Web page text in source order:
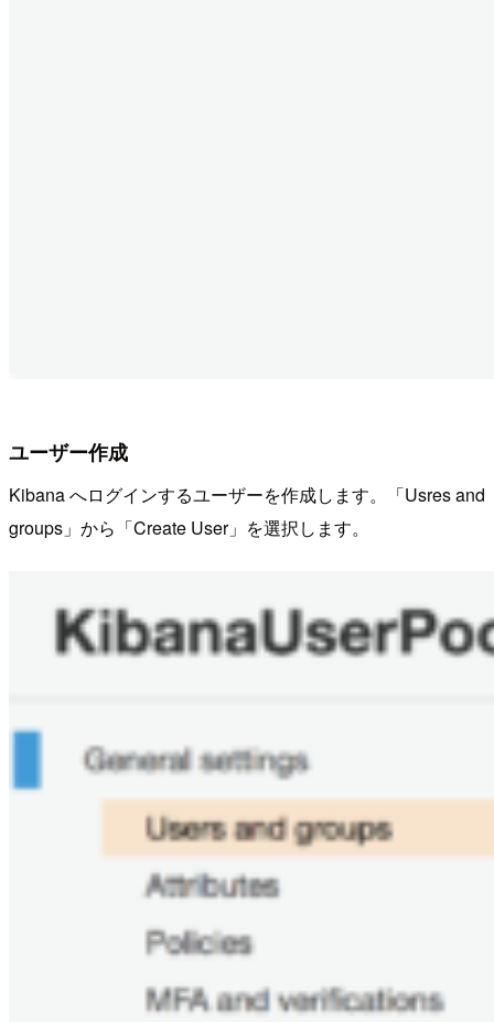
ユーザー作成
Kibana へログインするユーザーを作成します。「Usres and
groups」から「Create User」を選択します。